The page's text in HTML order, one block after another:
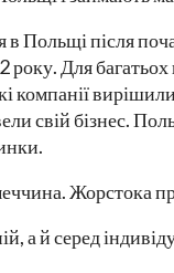
в Польщі після
року. Для
компанії
свій бізнес.
Жорстока
а й серед